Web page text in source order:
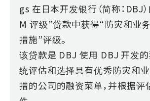
gs 在日本开发银行（简称：DBJ
M 评级”贷款中获得“防灾和业
措施”评级。
该贷款是 DBJ 使用 DBJ 开发
统评估和选择具有优秀防灾和
措的公司的融资菜单，并根据评